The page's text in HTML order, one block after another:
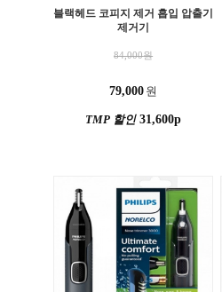
블랙헤드 코피지 제거 흡입 압출기
제거기
84,000원
79,000 원
TMP 할인31,600p